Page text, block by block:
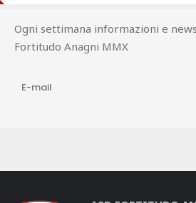
Ogni settimana informazioni e
Fortitudo Anagni MMX